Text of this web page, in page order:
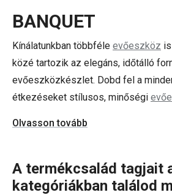
BANQUET
Kínálatunkban többféle evőeszköz
közé tartozik az elegáns, időtálló
evőeszközkészlet. Dobd fel a
étkezéseket stílusos, minőségi
Olvasson tovább
A termékcsalád tagjait
kategóriákban találod